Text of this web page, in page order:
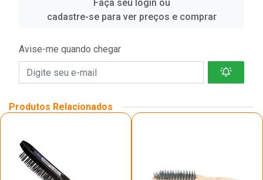
Faça seu login ou
cadastre-se para ver preços e comprar
Avise-me quando chegar
Produtos Relacionados